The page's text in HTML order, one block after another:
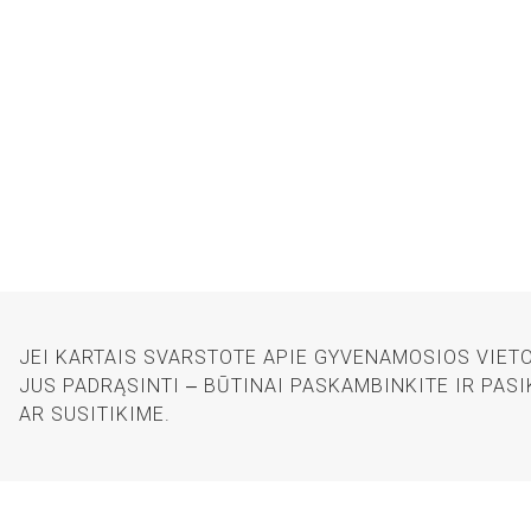
JEI KARTAIS SVARSTOTE APIE GYVENAMOSIOS
JUS PADRĄSINTI ‒ BŪTINAI PASKAMBINKITE IR
AR SUSITIKIME.